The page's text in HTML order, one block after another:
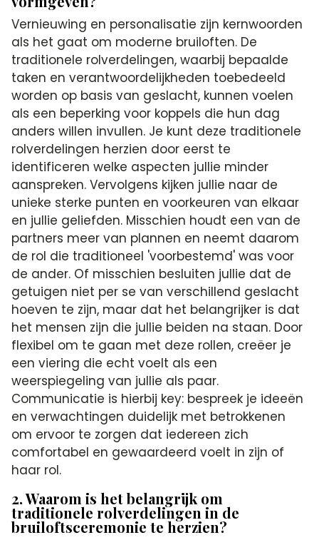
Vernieuwing en personalisatie zijn kernwoorden
als het gaat om moderne bruiloften. De
traditionele rolverdelingen, waarbij bepaalde
taken en verantwoordelijkheden toebedeeld
worden op basis van geslacht, kunnen voelen
als een beperking voor koppels die hun dag
anders willen invullen. Je kunt deze traditionele
rolverdelingen herzien door eerst te
identificeren welke aspecten jullie minder
aanspreken. Vervolgens kijken jullie naar de
unieke sterke punten en voorkeuren van elkaar
en jullie geliefden. Misschien houdt een van de
partners meer van plannen en neemt daarom
de rol die traditioneel 'voorbestemd' was voor
de ander. Of misschien besluiten jullie dat de
getuigen niet per se van verschillend geslacht
hoeven te zijn, maar dat het belangrijker is dat
het mensen zijn die jullie beiden na staan. Door
flexibel om te gaan met deze rollen, creëer je
een viering die echt voelt als een
weerspiegeling van jullie als paar.
Communicatie is hierbij key: bespreek je ideeën
en verwachtingen duidelijk met betrokkenen
om ervoor te zorgen dat iedereen zich
comfortabel en gewaardeerd voelt in zijn of
haar rol.
2. Waarom is het belangrijk om
traditionele rolverdelingen in de
bruiloftsceremonie te herzien?